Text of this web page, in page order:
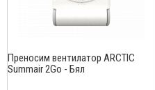
Преносим вентилатор ARCTIC
Summair 2Go - Бял